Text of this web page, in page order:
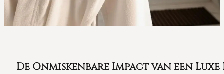
De Onmiskenbare Impact van een